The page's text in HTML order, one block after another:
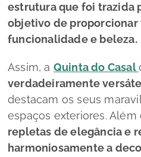
estrutura que foi trazida
objetivo de
funcionalidade e beleza.
Assim, a Quinta do Casal
verdadeiramente
destacam os seus
espaços exteriores.
repletas de elegância e
harmoniosamente a